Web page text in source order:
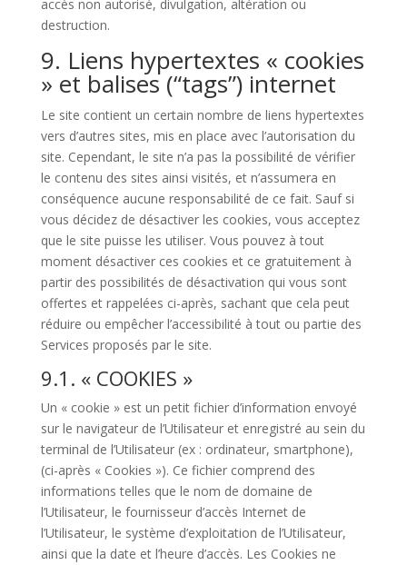
accès non autorisé, divulgation, altération ou
destruction.
9. Liens hypertextes « cookies
» et balises (“tags”) internet
Le site contient un certain nombre de liens hypertextes
vers d’autres sites, mis en place avec l’autorisation du
site. Cependant, le site n’a pas la possibilité de vérifier
le contenu des sites ainsi visités, et n’assumera en
conséquence aucune responsabilité de ce fait. Sauf si
vous décidez de désactiver les cookies, vous acceptez
que le site puisse les utiliser. Vous pouvez à tout
moment désactiver ces cookies et ce gratuitement à
partir des possibilités de désactivation qui vous sont
offertes et rappelées ci-après, sachant que cela peut
réduire ou empêcher l’accessibilité à tout ou partie des
Services proposés par le site.
9.1. « COOKIES »
Un « cookie » est un petit fichier d’information envoyé
sur le navigateur de l’Utilisateur et enregistré au sein du
terminal de l’Utilisateur (ex : ordinateur, smartphone),
(ci-après « Cookies »). Ce fichier comprend des
informations telles que le nom de domaine de
l’Utilisateur, le fournisseur d’accès Internet de
l’Utilisateur, le système d’exploitation de l’Utilisateur,
ainsi que la date et l’heure d’accès. Les Cookies ne